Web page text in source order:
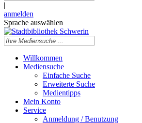
|
anmelden
Sprache auswählen
Willkommen
Mediensuche
Einfache Suche
Erweiterte Suche
Medientipps
Mein Konto
Service
Anmeldung / Benutzung